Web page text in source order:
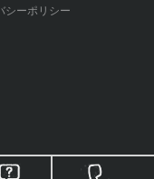
シーポリシー